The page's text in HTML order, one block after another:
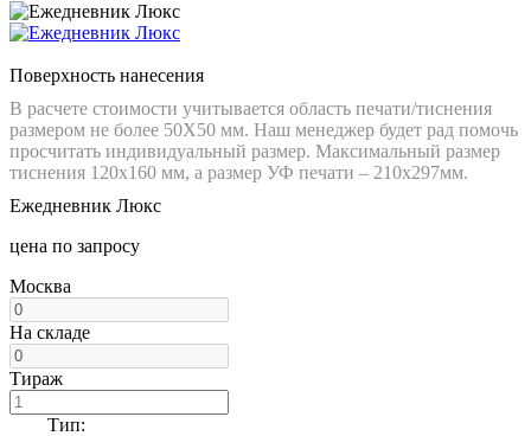
Поверхность нанесения
В расчете стоимости учитывается область печати/тиснения
размером не более 50Х50 мм. Наш менеджер будет рад помочь
просчитать индивидуальный размер. Максимальный размер
тиснения 120х160 мм, а размер УФ печати – 210х297мм.
Ежедневник Люкс
цена по запросу
Москва
На складе
Тираж
Тип: